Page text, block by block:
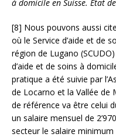
à domicile en Suisse. État
[8] Nous pouvons aussi
où le Service d’aide et de
région de Lugano
d’aide et de soins à
pratique a été suivie par
de Locarno et la Vallée de
de référence va être celui
un salaire mensuel de
secteur le salaire